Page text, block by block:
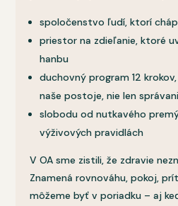
spoločenstvo ľudí, ktorí
priestor na zdieľanie, ktoré
hanbu
duchovný program 12
naše postoje, nie len
slobodu od nutkavého
výživových pravidlách
V OA sme zistili, že zdravie
Znamená rovnováhu, pokoj,
môžeme byť v poriadku – aj